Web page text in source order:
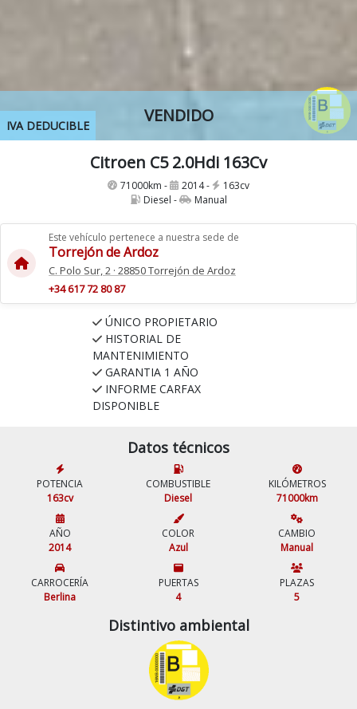
VENDIDO
IVA DEDUCIBLE
Citroen C5 2.0Hdi 163Cv
71000km - 2014 -
163cv
Diesel -
Manual
Este vehículo pertenece a nuestra sede de
Torrejón de Ardoz
C. Polo Sur, 2 · 28850 Torrejón de Ardoz
+34 617 72 80 87
ÚNICO PROPIETARIO
HISTORIAL DE
MANTENIMIENTO
GARANTIA 1 AÑO
INFORME CARFAX
DISPONIBLE
Datos técnicos
POTENCIA
163cv
COMBUSTIBLE
Diesel
KILÓMETROS
71000km
AÑO
2014
COLOR
Azul
CAMBIO
Manual
CARROCERÍA
Berlina
PUERTAS
4
PLAZAS
5
Distintivo ambiental